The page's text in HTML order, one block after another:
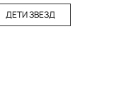
ДЕТИ ЗВЕЗД